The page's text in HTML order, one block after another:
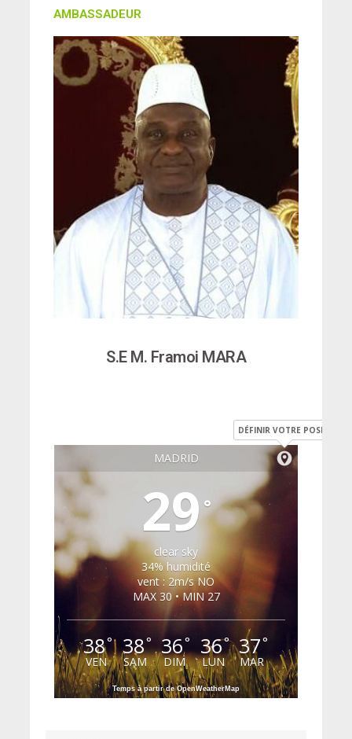
AMBASSADEUR
S.E M. Framoi MARA
MADRID
DÉFINIR VOTRE POSITION
29°
clear sky
34% humidité
vent : 2m/s NO
MAX 30 • MIN 27
38°
VEN
38°
SAM
36°
DIM
36°
LUN
37°
MAR
Temps à partir de OpenWeatherMap